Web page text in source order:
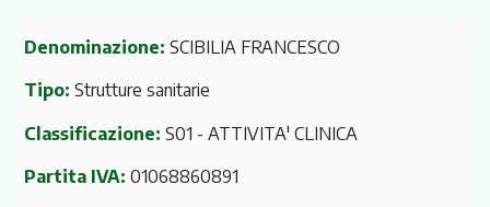
Denominazione: SCIBILIA FRANCESCO
Tipo: Strutture sanitarie
Classificazione: S01 - ATTIVITA' CLINICA
Partita IVA: 01068860891